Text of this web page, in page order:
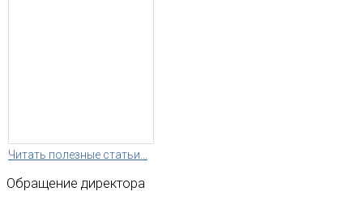
Читать полезные статьи...
Обращение директора